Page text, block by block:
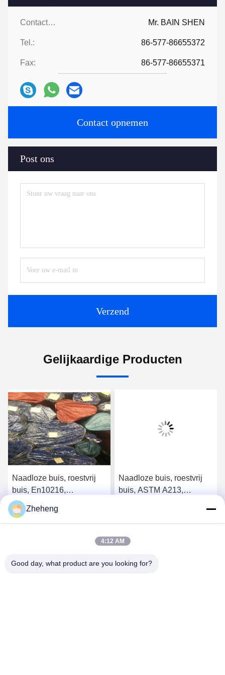
Contactpersonen: Mr. BAIN SHEN
Tel.: 86-577-86655372
Fax: 86-577-86655371
Contact opnemen
Post ons
Verzend
Gelijkaardige Producten
Naadloze buis, roestvrij
buis, En10216,
SS304/316L, Od 88.9mm,
Sch40, ketelbuis
Krijg Beste Prijs
Naadloze buis, roestvrij
buis, ASTM A213,
Krijg Beste Prijs
Zheheng
4:12 AM
Good day, what product are you looking for?